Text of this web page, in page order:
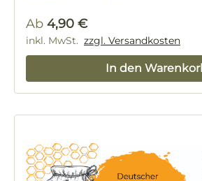
Regulärer Preis:
Ab 4,90 €
inkl. MwSt. zzgl. Versandkosten
In den